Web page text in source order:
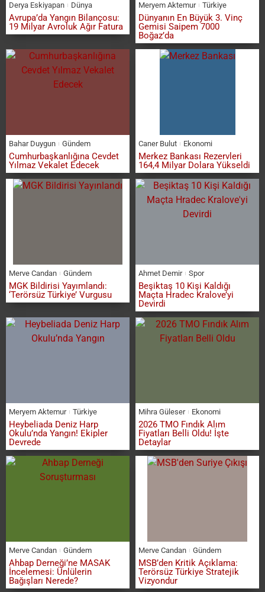
Derya Eskiyapan Dünya
Avrupa’da Yangın Bilançosu:
19 Milyar Avroluk Ağır Fatura
Meryem Aktemur Türkiye
Dünyanın En Büyük 3. Vinç
Gemisi Saipem 7000
Boğaz’da
Bahar Duygun Gündem
Cumhurbaşkanlığına Cevdet
Yılmaz Vekalet Edecek
Caner Bulut Ekonomi
Merkez Bankası Rezervleri
164,4 Milyar Dolara Yükseldi
Merve Candan Gündem
MGK Bildirisi Yayımlandı:
‘Terörsüz Türkiye’ Vurgusu
Ahmet Demir Spor
Beşiktaş 10 Kişi Kaldığı
Maçta Hradec Kralove’yi
Devirdi
Meryem Aktemur Türkiye
Heybeliada Deniz Harp
Okulu’nda Yangın! Ekipler
Devrede
Mihra Güleser Ekonomi
2026 TMO Fındık Alım
Fiyatları Belli Oldu! İşte
Detaylar
Merve Candan Gündem
Ahbap Derneği’ne MASAK
İncelemesi: Ünlülerin
Bağışları Nerede?
Merve Candan Gündem
MSB’den Kritik Açıklama:
Terörsüz Türkiye Stratejik
Vizyondur